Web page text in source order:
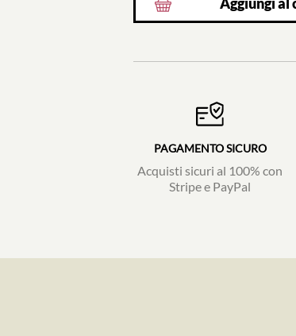
Aggiungi
PAGAMENTO SICURO
Acquisti sicuri al 100% con
Stripe e PayPal